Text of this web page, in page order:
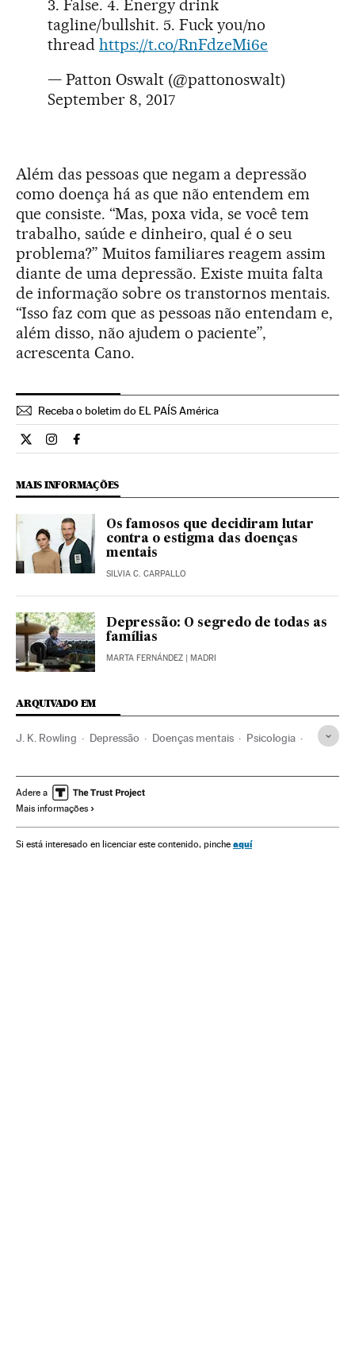
3. False. 4. Energy drink
tagline/bullshit. 5. Fuck you/no
thread https://t.co/RnFdzeMi6e
— Patton Oswalt (@pattonoswalt)
September 8, 2017
Além das pessoas que negam a depressão
como doença há as que não entendem em
que consiste. “Mas, poxa vida, se você tem
trabalho, saúde e dinheiro, qual é o seu
problema?” Muitos familiares reagem assim
diante de uma depressão. Existe muita falta
de informação sobre os transtornos mentais.
“Isso faz com que as pessoas não entendam e,
além disso, não ajudem o paciente”,
acrescenta Cano.
Receba o boletim do EL PAÍS América
Ciencia El País Brasil en Twitter
Ciencia El País Brasil en Instagram
Ciencia El País Brasil en Facebook
MAIS INFORMAÇÕES
Os famosos que decidiram lutar
contra o estigma das doenças
mentais
SILVIA C. CARPALLO
Depressão: O segredo de todas as
famílias
MARTA FERNÁNDEZ | MADRI
ARQUIVADO EM
J. K. Rowling Depressão Doenças mentais Psicologia
Adere a
Mais informações
Si está interesado en licenciar este contenido, pinche aquí